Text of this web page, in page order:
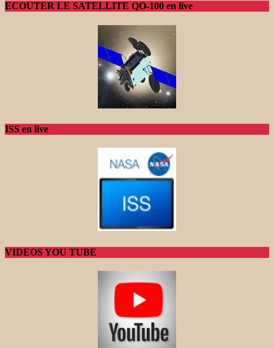
ECOUTER LE SATELLITE QO-100 en live
ISS en live
VIDEOS YOU TUBE